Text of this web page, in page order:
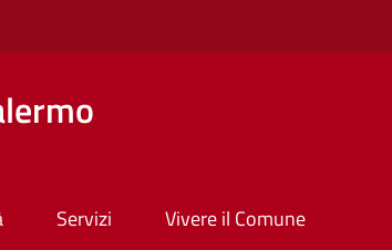
Servizi Vivere il Comune